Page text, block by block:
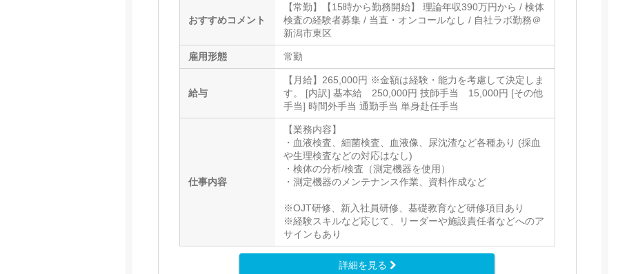
おすすめコメント
【常勤】【15時から勤務開始】 理論年収390万円から / 検体
検査の経験者募集 / 当直・オンコールなし / 自社ラボ勤務＠
新潟市東区
雇用形態 常勤
給与
【月給】265,000円 ※金額は経験・能力を考慮して決定しま
す。 [内訳] 基本給 250,000円 技師手当 15,000円 [その他
手当] 時間外手当 通勤手当 単身赴任手当
仕事内容
【業務内容】
・血液検査、細菌検査、血液像、尿沈渣など各種あり (採血
や生理検査などの対応はなし)
・検体の分析/検査（測定機器を使用）
・測定機器のメンテナンス作業、資料作成など
※OJT研修、新入社員研修、基礎教育など研修項目あり
※経験スキルなど応じて、リーダーや施設責任者などへのア
サインもあり
詳細を見る